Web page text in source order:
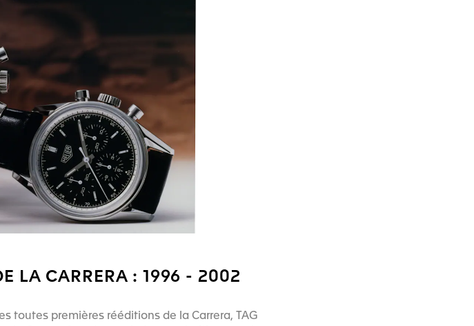
LA CARRERA : 1996 - 2002
toutes premières rééditions de la Carrera, TAG